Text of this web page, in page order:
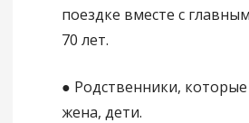
поездке вместе с
70 лет.
● Родственники,
жена, дети.